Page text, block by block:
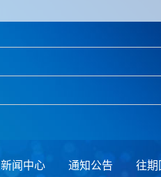
新闻中心 通知公告 往期